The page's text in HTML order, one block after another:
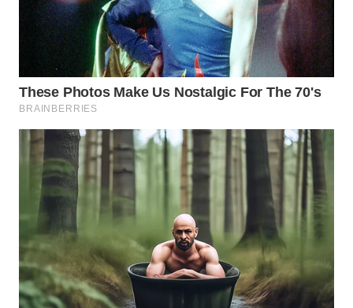
WN
TANGERANG
BINJAI
CIREBON
WN
WN
KUNINGAN